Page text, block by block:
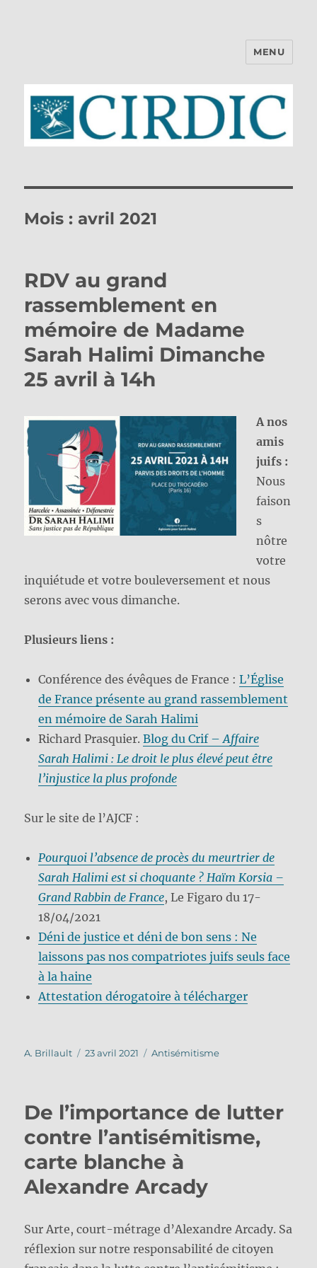
MENU
Mois : avril 2021
RDV au grand
rassemblement en
mémoire de Madame
Sarah Halimi Dimanche
25 avril à 14h
A nos
amis
juifs :
Nous
faison
s
nôtre
votre
inquiétude et votre bouleversement et nous
serons avec vous dimanche.
Plusieurs liens :
Conférence des évêques de France :L’Église
de France présente au grand rassemblement
en mémoire de Sarah Halimi
Richard Prasquier.Blog du Crif –Affaire
Sarah Halimi : Le droit le plus élevé peut être
l’injustice la plus profonde
Sur le site de l’AJCF :
Pourquoi l’absence de procès du meurtrier de
Sarah Halimi est si choquante ? Haïm Korsia –
Grand Rabbin de France, Le Figaro du 17-
18/04/2021
Déni de justice et déni de bon sens : Ne
laissons pas nos compatriotes juifs seuls face
à la haine
Attestation dérogatoire à télécharger
Auteur
A. Brillault
Publié
23 avril 2021 Catégories
Antisémitisme
De l’importance de lutter
contre l’antisémitisme,
carte blanche à
Alexandre Arcady
Sur Arte, court-métrage d’Alexandre Arcady. Sa
réflexion sur notre responsabilité de citoyen